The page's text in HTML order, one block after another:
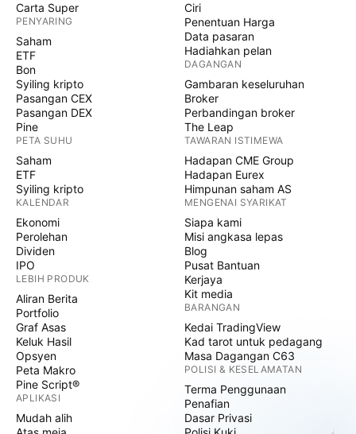
Carta Super
PENYARING
Saham
ETF
Bon
Syiling kripto
Pasangan CEX
Pasangan DEX
Pine
PETA SUHU
Saham
ETF
Syiling kripto
KALENDAR
Ekonomi
Perolehan
Dividen
IPO
LEBIH PRODUK
Aliran Berita
Portfolio
Graf Asas
Keluk Hasil
Opsyen
Peta Makro
Pine Script®
APLIKASI
Mudah alih
Ciri
Penentuan Harga
Data pasaran
Hadiahkan pelan
DAGANGAN
Gambaran keseluruhan
Broker
Perbandingan broker
The Leap
TAWARAN ISTIMEWA
Hadapan CME Group
Hadapan Eurex
Himpunan saham AS
MENGENAI SYARIKAT
Siapa kami
Misi angkasa lepas
Blog
Pusat Bantuan
Kerjaya
Kit media
BARANGAN
Kedai TradingView
Kad tarot untuk pedagang
Masa Dagangan C63
POLISI & KESELAMATAN
Terma Penggunaan
Penafian
Dasar Privasi